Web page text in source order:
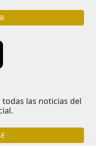
las noticias del